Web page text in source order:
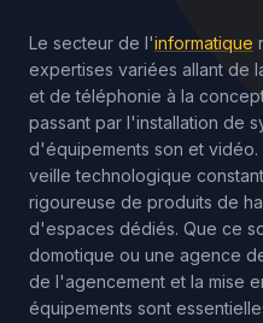
Le secteur de l'informatique
expertises variées allant de
et de téléphonie à la
passant par l'installation de
d'équipements son et
veille technologique
rigoureuse de produits de
d'espaces dédiés. Que ce
domotique ou une agence
de l'agencement et la mise
équipements sont